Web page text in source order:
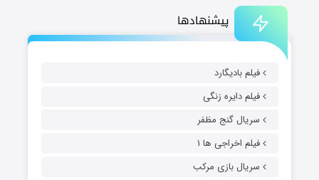
پیشنهادها
فیلم بادیگارد
فیلم دایره زنگی
سریال گنج مظفر
فیلم اخراجی ها ۱
سریال بازی مرکب